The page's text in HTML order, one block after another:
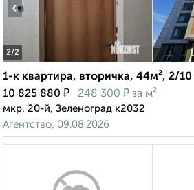
2/2
‹
1-к квартира, вторичка, 44м², 2/
10 825 880 ₽ 248 300 ₽ за м²
мкр. 20-й, Зеленоград к2032
Агентство, 09.08.2026